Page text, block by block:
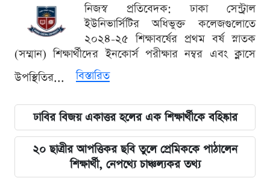
নিজস্ব প্রতিবেদক: ঢাকা সেন্ট্রাল
ইউনিভার্সিটির অধিভুক্ত কলেজগুলোতে
২০২৪-২৫ শিক্ষাবর্ষের প্রথম বর্ষ স্নাতক
(সম্মান) শিক্ষার্থীদের ইনকোর্স পরীক্ষার নম্বর এবং ক্লাসে
উপস্থিতির...
বিস্তারিত
ঢাবির বিজয় একাত্তর হলের এক শিক্ষার্থীকে বহিষ্কার
২০ ছাত্রীর আপত্তিকর ছবি তুলে প্রেমিককে পাঠালেন
শিক্ষার্থী, নেপথ্যে চাঞ্চল্যকর তথ্য